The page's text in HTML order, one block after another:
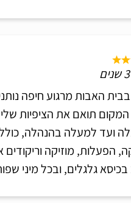
האבות מרגוע חיפה
המקום תואם את הציפיות
ועד למעלה בהנהלה,
הפעלות, מוזיקה וריקודים
גלגלים, ובכל מיני